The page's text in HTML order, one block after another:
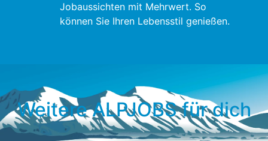
Jobaussichten mit Mehrwert. So
können Sie Ihren Lebensstil genießen.
Weitere ALPJOBS für dich